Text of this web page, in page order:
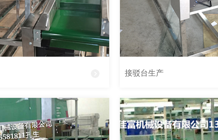
接驳台生产